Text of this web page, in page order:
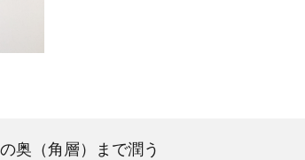
奥（角層）まで潤う